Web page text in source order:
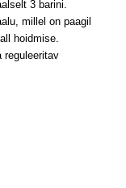
3 barini.
millel on paagil
hoidmise.
reguleeritav